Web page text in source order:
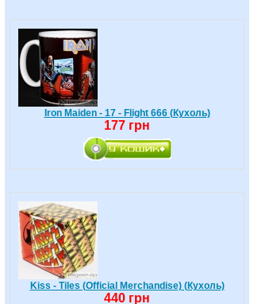
Iron Maiden - 17 - Flight 666 (Кухоль)
177 грн
Kiss - Tiles (Official Merchandise) (Кухоль)
440 грн